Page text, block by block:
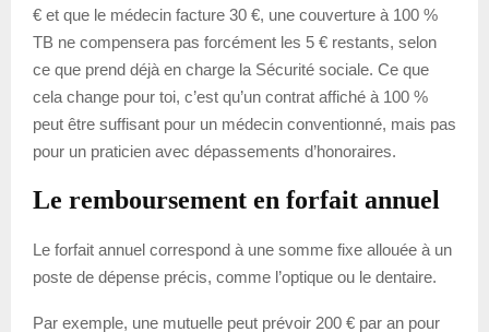
€ et que le médecin facture 30 €, une couverture à 100 %
TB ne compensera pas forcément les 5 € restants, selon
ce que prend déjà en charge la Sécurité sociale. Ce que
cela change pour toi, c’est qu’un contrat affiché à 100 %
peut être suffisant pour un médecin conventionné, mais pas
pour un praticien avec dépassements d’honoraires.
Le remboursement en forfait annuel
Le forfait annuel correspond à une somme fixe allouée à un
poste de dépense précis, comme l’optique ou le dentaire.
Par exemple, une mutuelle peut prévoir 200 € par an pour